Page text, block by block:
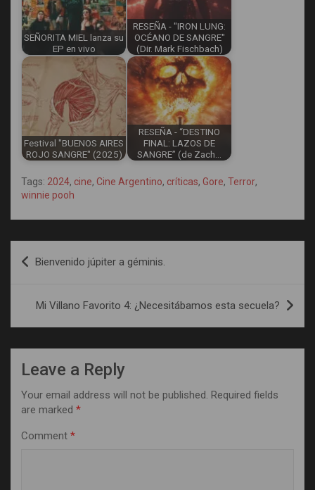
SEÑORITA MIEL lanza su
EP en vivo
RESEÑA - "IRON LUNG:
OCÉANO DE SANGRE"
(Dir. Mark Fischbach)
Festival "BUENOS AIRES
ROJO SANGRE" (2025)
RESEÑA - “DESTINO
FINAL: LAZOS DE
SANGRE” (de Zach…
Tags: 2024, cine, Cine Argentino, críticas, Gore, Terror,
winnie pooh
Post
navigation
Bienvenido júpiter a géminis.
Mi Villano Favorito 4: ¿Necesitábamos esta secuela?
Leave a Reply
Your email address will not be published. Required fields
are marked *
Comment *